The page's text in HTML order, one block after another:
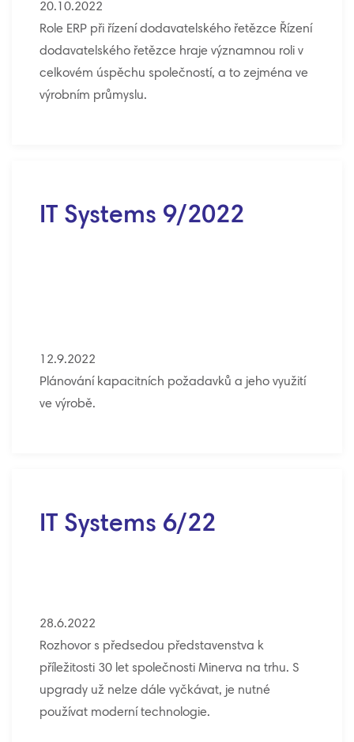
20.10.2022
Role ERP při řízení dodavatelského řetězce Řízení
dodavatelského řetězce hraje významnou roli v
celkovém úspěchu společností, a to zejména ve
výrobním průmyslu.
IT Systems 9/2022
12.9.2022
Plánování kapacitních požadavků a jeho využití
ve výrobě.
IT Systems 6/22
28.6.2022
Rozhovor s předsedou představenstva k
příležitosti 30 let společnosti Minerva na trhu. S
upgrady už nelze dále vyčkávat, je nutné
používat moderní technologie.